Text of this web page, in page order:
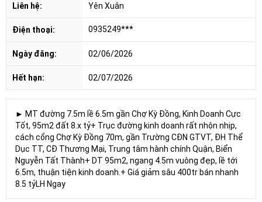
Liên hệ: Yên Xuân
Điện thoại: 0935249***
Ngày đăng: 02/06/2026
Hết hạn: 02/07/2026
► MT đường 7.5m lề 6.5m gần Chợ Kỳ Đồng, Kinh Doanh Cực
Tốt, 95m2 đất 8.x tỷ+ Trục đường kinh doanh rất nhộn nhịp,
cách cổng Chợ Kỳ Đồng 70m, gần Trường CĐN GTVT, ĐH Thể
Dục TT, CĐ Thương Mại, Trung tâm hành chính Quận, Biển
Nguyễn Tất Thành+ DT 95m2, ngang 4.5m vuông đẹp, lề tới
6.5m, thuận tiện kinh doanh.+ Giá giảm sâu 400tr bán nhanh
8.5 tỷLH Ngay